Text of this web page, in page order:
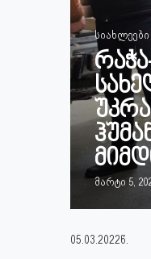
სიახლეები
მარტი 5,
05.03.2022წ.